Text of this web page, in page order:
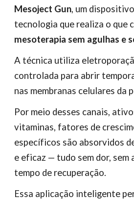
Mesoject Gun, um
tecnologia que realiza o que
mesoterapia sem agulhas e
A técnica utiliza
controlada para abrir
nas membranas celulares da
Por meio desses canais,
vitaminas, fatores de
específicos são absorvidos
e eficaz — tudo sem dor, sem
tempo de recuperação.
Essa aplicação inteligente